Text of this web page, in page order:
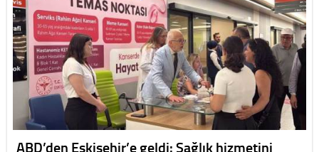
ABD’den Eskişehir’e geldi: Sağlık hizmetini